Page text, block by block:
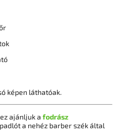
képen láthatóak.
ajánljuk a fodrász
a nehéz barber szék által